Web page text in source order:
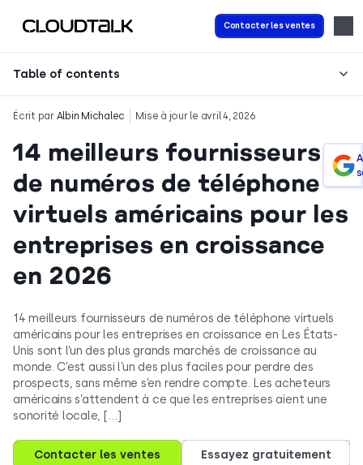
Contacter les ventes
Table of contents
Écrit par Albin Michalec Mise à jour le avril 4, 2026
14 meilleurs fournisseurs
de numéros de téléphone
virtuels américains pour les
entreprises en croissance
en 2026
14 meilleurs fournisseurs de numéros de téléphone virtuels
américains pour les entreprises en croissance en Les États-
Unis sont l’un des plus grands marchés de croissance au
monde. C’est aussi l’un des plus faciles pour perdre des
prospects, sans même s’en rendre compte. Les acheteurs
américains s’attendent à ce que les entreprises aient une
sonorité locale, […]
Contacter les ventes Essayez gratuitement